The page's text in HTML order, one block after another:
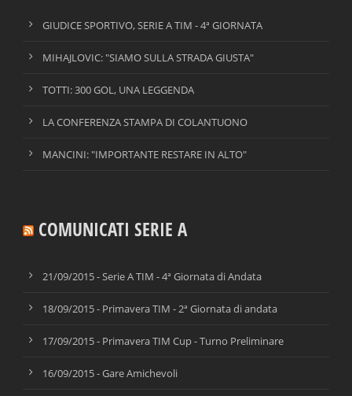
GIUDICE SPORTIVO, SERIE A TIM - 4ª GIORNATA
MIHAJLOVIC: "SIAMO SULLA STRADA GIUSTA"
TOTTI: 300 GOL, UNA LEGGENDA
LA CONFERENZA STAMPA DI COLANTUONO
MANCINI: "IMPORTANTE RESTARE IN ALTO"
COMUNICATI SERIE A
21/09/2015 - Serie A TIM - 4ª Giornata di Andata
18/09/2015 - Primavera TIM - 2ª Giornata di andata
17/09/2015 - Primavera TIM Cup - Turno Preliminare
16/09/2015 - Gare Amichevoli